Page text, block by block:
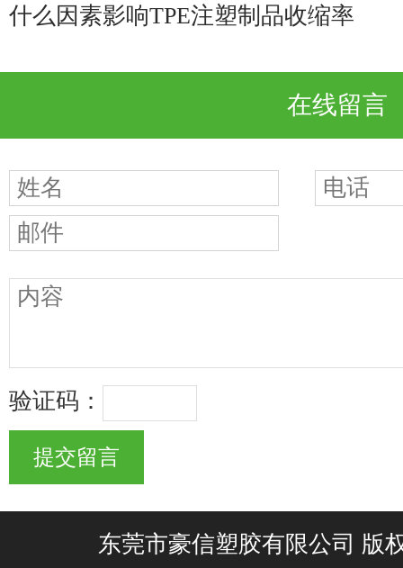
什么因素影响TPE注塑制品收缩率
在线留言
验证码：
东莞市豪信塑胶有限公司 版